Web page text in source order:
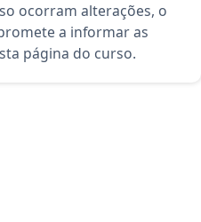
ocorram alterações, o
a informar as
página do curso.